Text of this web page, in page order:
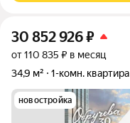
30 852 926₽
от 110 835 ₽ в месяц
34,9 м²
1-комн. квартира
новостройка